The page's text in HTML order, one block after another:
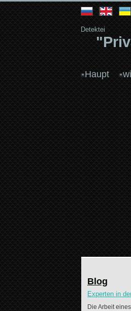
Detektei
Haupt
Blog
Experten in
Die Arbeit